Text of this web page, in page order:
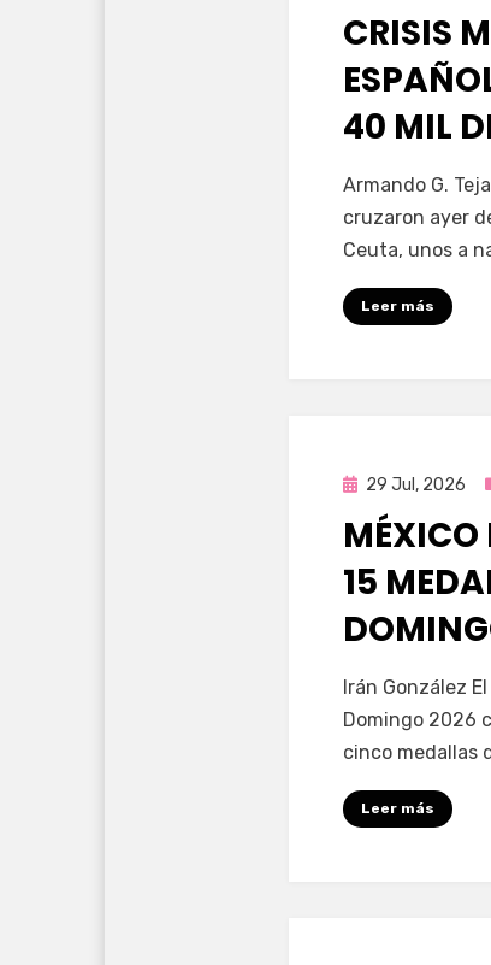
CRISIS
40 MIL
porFernando
Armando G.
cruzaron ayer
Ceuta, unos a
Leer más
Publicada
29 Jul, 2026
MÉXICO
15
porFernando
Irán González
Domingo 2026
cinco medallas
Leer más